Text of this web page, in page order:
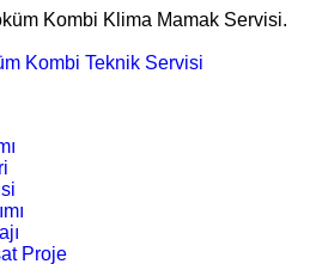
Kombi Klima Mamak Servisi.
Proje